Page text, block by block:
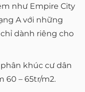
như Empire City
A với những
dành riêng cho
khúc cư dân
60 – 65tr/m2.